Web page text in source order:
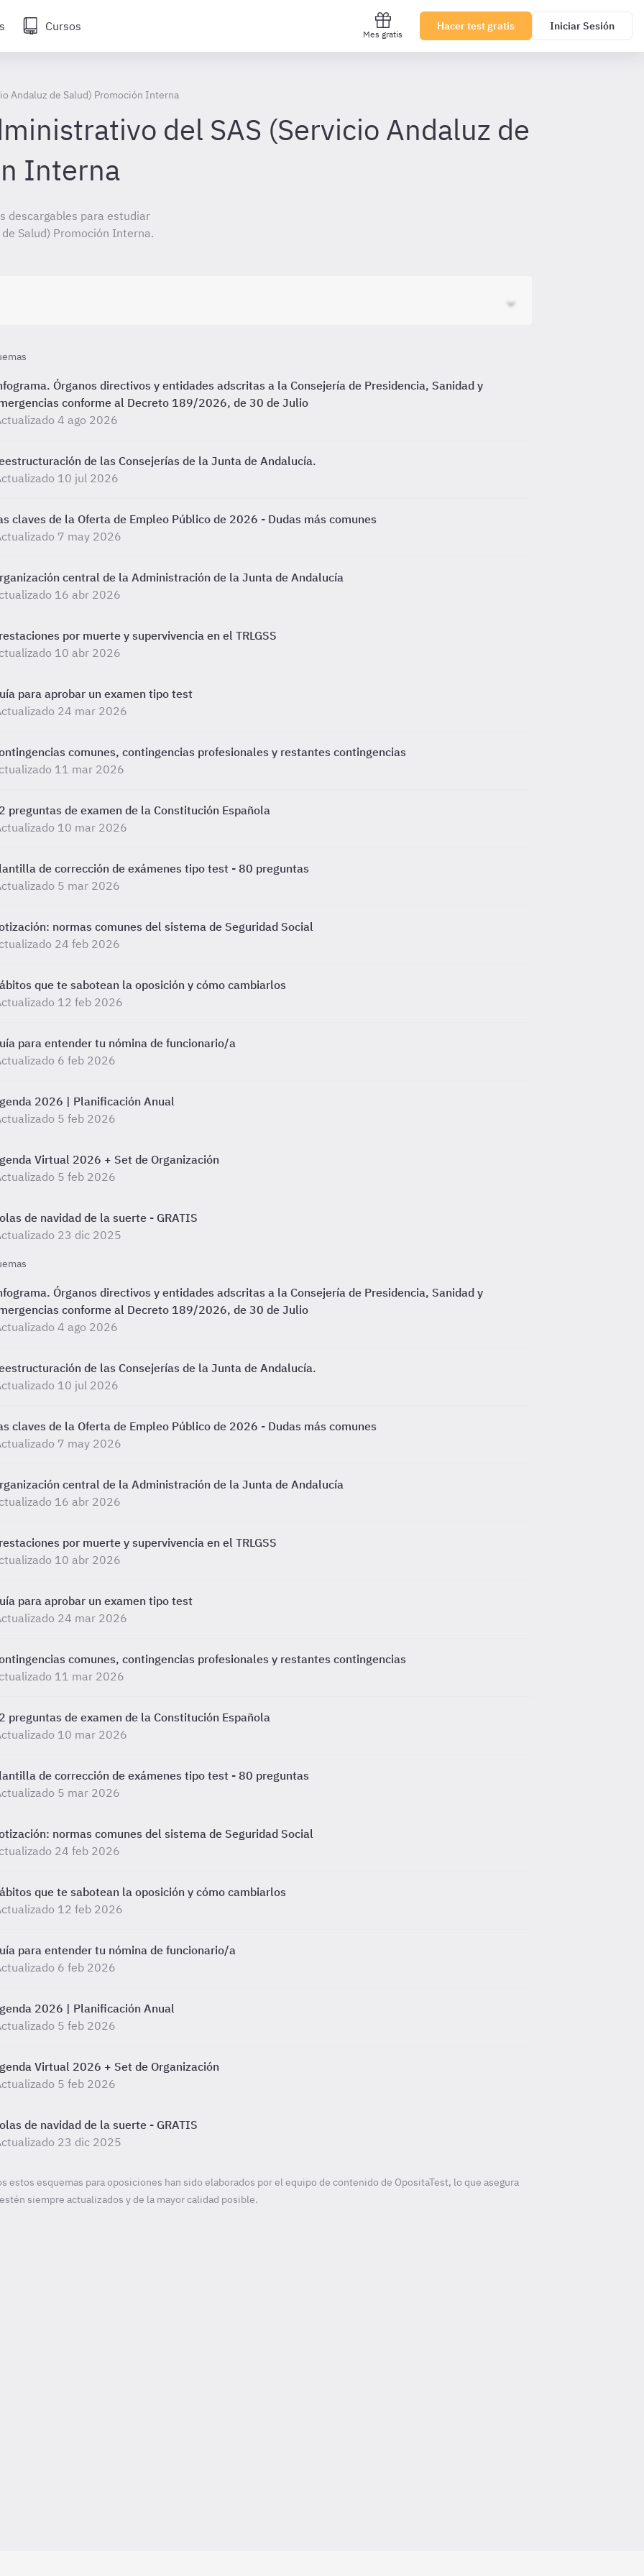
Cursos
Mes gratis
Hacer test gratis Iniciar Sesión
Andaluz de Salud) Promoción Interna
del SAS (Servicio Andaluz de
Interna
descargables para estudiar
Salud) Promoción Interna.
Órganos directivos y entidades adscritas a la Consejería de Presidencia, Sanidad y
conforme al Decreto 189/2026, de 30 de Julio
4 ago 2026
de las Consejerías de la Junta de Andalucía.
10 jul 2026
claves de la Oferta de Empleo Público de 2026 - Dudas más comunes
7 may 2026
central de la Administración de la Junta de Andalucía
16 abr 2026
por muerte y supervivencia en el TRLGSS
10 abr 2026
para aprobar un examen tipo test
24 mar 2026
comunes, contingencias profesionales y restantes contingencias
11 mar 2026
preguntas de examen de la Constitución Española
10 mar 2026
de corrección de exámenes tipo test - 80 preguntas
5 mar 2026
normas comunes del sistema de Seguridad Social
24 feb 2026
que te sabotean la oposición y cómo cambiarlos
12 feb 2026
para entender tu nómina de funcionario/a
6 feb 2026
2026 | Planificación Anual
5 feb 2026
Virtual 2026 + Set de Organización
5 feb 2026
de navidad de la suerte - GRATIS
23 dic 2025
Órganos directivos y entidades adscritas a la Consejería de Presidencia, Sanidad y
conforme al Decreto 189/2026, de 30 de Julio
4 ago 2026
de las Consejerías de la Junta de Andalucía.
10 jul 2026
claves de la Oferta de Empleo Público de 2026 - Dudas más comunes
7 may 2026
central de la Administración de la Junta de Andalucía
16 abr 2026
por muerte y supervivencia en el TRLGSS
10 abr 2026
para aprobar un examen tipo test
24 mar 2026
comunes, contingencias profesionales y restantes contingencias
11 mar 2026
preguntas de examen de la Constitución Española
10 mar 2026
de corrección de exámenes tipo test - 80 preguntas
5 mar 2026
normas comunes del sistema de Seguridad Social
24 feb 2026
que te sabotean la oposición y cómo cambiarlos
12 feb 2026
para entender tu nómina de funcionario/a
6 feb 2026
2026 | Planificación Anual
5 feb 2026
Virtual 2026 + Set de Organización
5 feb 2026
de navidad de la suerte - GRATIS
23 dic 2025
estos esquemas para oposiciones han sido elaborados por el equipo de contenido de OpositaTest, lo que asegura
siempre actualizados y de la mayor calidad posible.